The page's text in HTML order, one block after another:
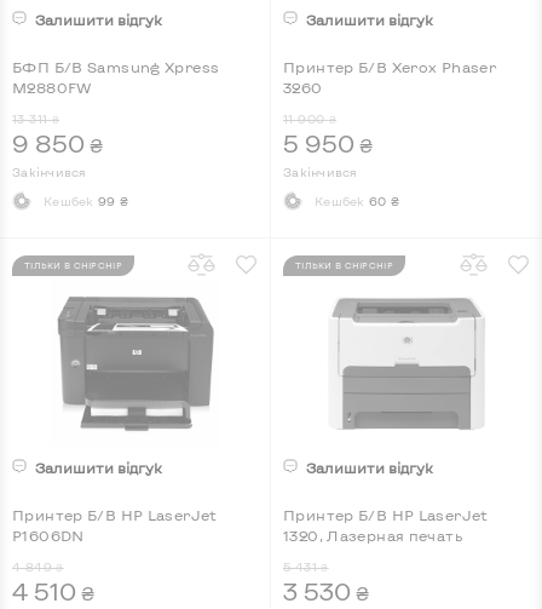
Залишити відгук
БФП Б/В Samsung Xpress
M2880FW
13 311 ₴
9 850 ₴
Закінчився
Кешбек 99 ₴
Залишити відгук
Принтер Б/В Xerox Phaser
3260
11 900 ₴
5 950 ₴
Закінчився
Кешбек 60 ₴
ТІЛЬКИ В CHIPCHIP
Залишити відгук
Принтер Б/В HP LaserJet
P1606DN
4 849 ₴
4 510 ₴
ТІЛЬКИ В CHIPCHIP
Залишити відгук
Принтер Б/В HP LaserJet
1320, Лазерная печать
5 431 ₴
3 530 ₴